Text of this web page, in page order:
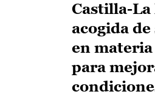
Castilla-
acogida
en
para